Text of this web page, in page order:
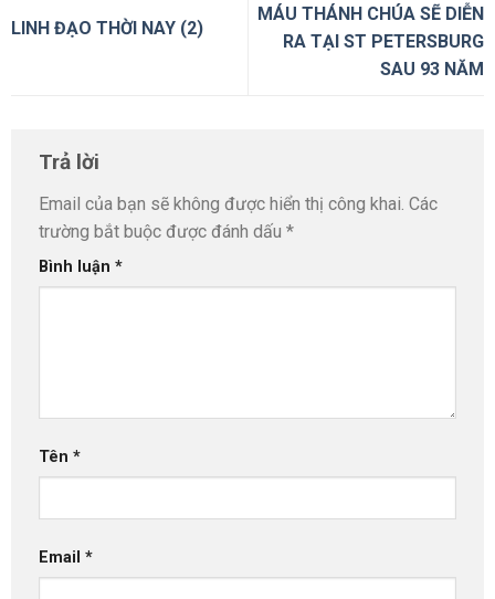
LINH ĐẠO THỜI NAY (2)
MÁU THÁNH CHÚA SẼ DIỄN
RA TẠI ST PETERSBURG
SAU 93 NĂM
Trả lời
Email của bạn sẽ không được hiển thị công khai. Các
trường bắt buộc được đánh dấu *
Bình luận *
Tên *
Email *